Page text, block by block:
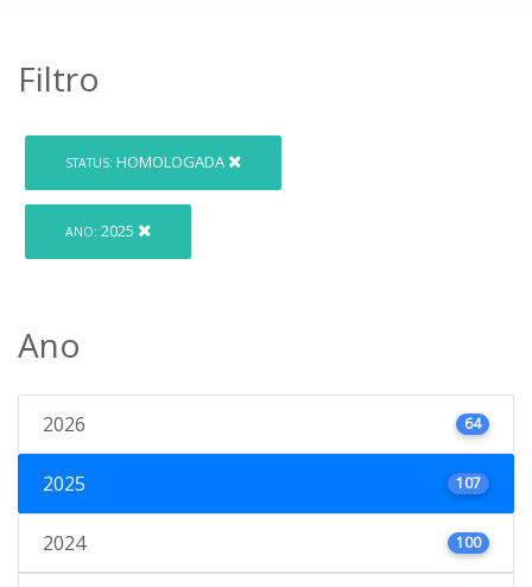
Filtro
STATUS: HOMOLOGADA
ANO: 2025
Ano
2026 64
2025 107
2024 100